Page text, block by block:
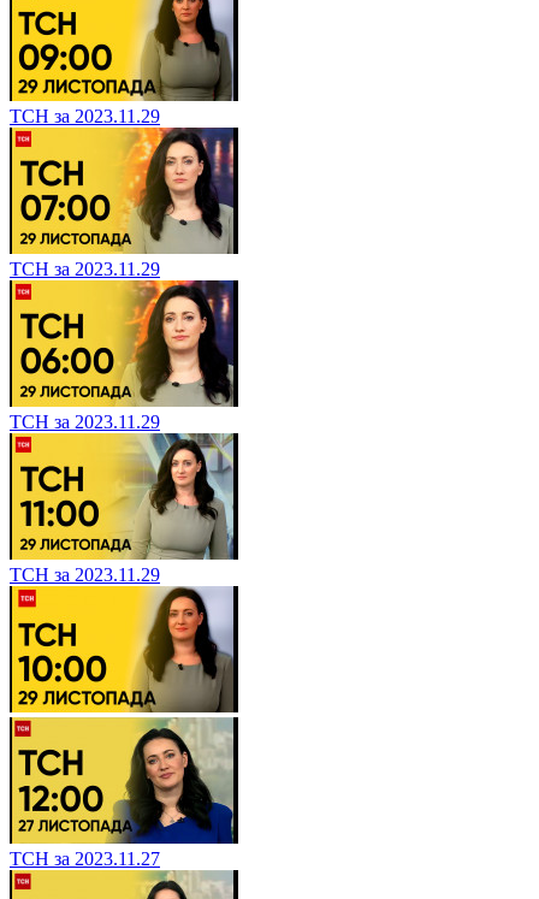
ТСН за 2023.11.29
ТСН за 2023.11.29
ТСН за 2023.11.29
ТСН за 2023.11.29
ТСН за 2023.11.27